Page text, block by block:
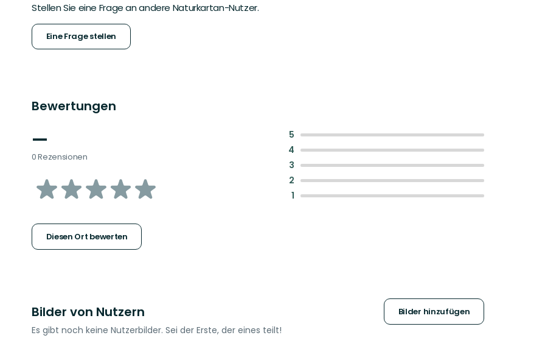
Stellen Sie eine Frage an andere Naturkartan-Nutzer.
Eine Frage stellen
Bewertungen
—
0 Rezensionen
von
Sternen
Diesen Ort bewerten
5
4
3
2
1
Bilder von Nutzern Bilder hinzufügen
Es gibt noch keine Nutzerbilder. Sei der Erste, der eines teilt!